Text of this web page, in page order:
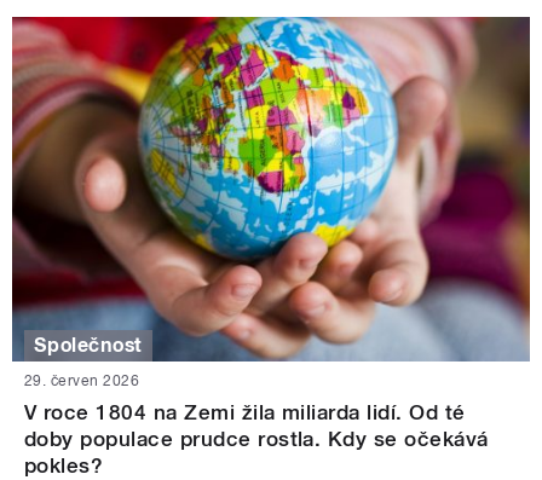
Společnost
29. červen 2026
V roce 1804 na Zemi žila miliarda lidí. Od té
doby populace prudce rostla. Kdy se očekává
pokles?